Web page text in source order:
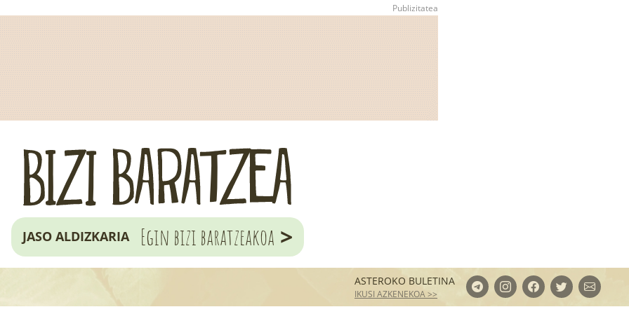
JASO ALDIZKARIA Egin bizi baratzeakoa >
ASTEROKO BULETINA
IKUSI AZKENEKOA >>